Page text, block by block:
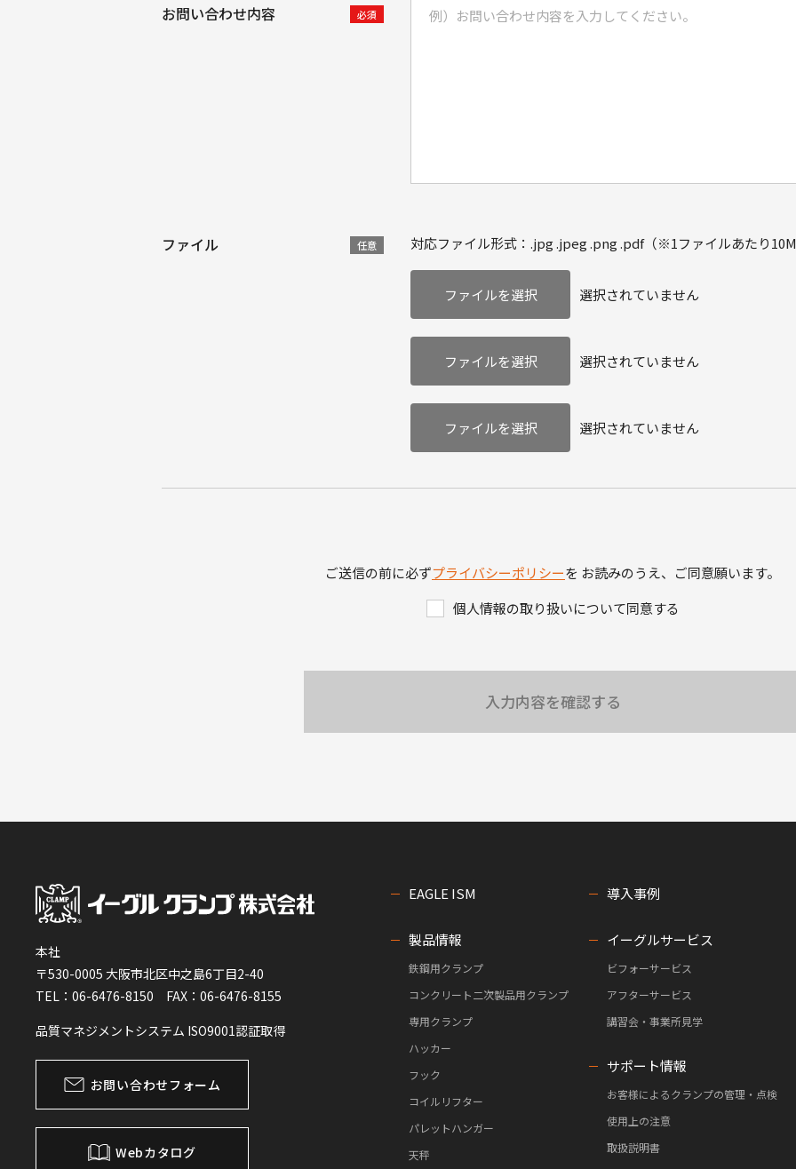
お問い合わせ内容 必須
ファイル 任意 対応ファイル形式：.jpg .jpeg .png .pdf（※1ファイルあたり
選択されていません
選択されていません
選択されていません
ご送信の前に必ずプライバシーポリシーを お読みのうえ、ご同意願います。
個人情報の取り扱いについて同意する
入力内容を確認する
本社
〒530-0005 大阪市北区中之島6丁目2-40
TEL：06-6476-8150 FAX：06-6476-8155
品質マネジメントシステム ISO9001認証取得
お問い合わせフォーム
Webカタログ
EAGLE ISM
製品情報
鉄鋼用クランプ
コンクリート二次製品用クランプ
専用クランプ
ハッカー
フック
コイルリフター
パレットハンガー
天秤
導入事例
イーグルサービス
ビフォーサービス
アフターサービス
講習会・事業所見学
サポート情報
お客様によるクランプの管理・点検
使用上の注意
取扱説明書